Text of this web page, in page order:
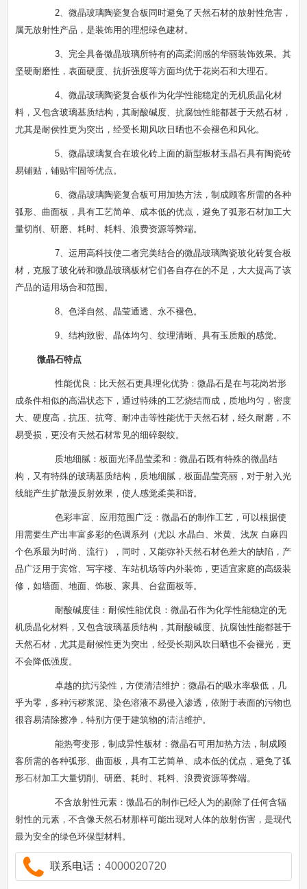
2、微晶玻璃陶瓷复合板同时避免了天然石材的放射性危害，
属无放射性产品，是装饰用的理想绿色建材。
3、完全具备微晶玻璃所特有的高柔润感的华丽装饰效果。其
坚硬耐磨性，表面硬度、抗折强度等方面均优于花岗石和大理石。
4、微晶玻璃陶瓷复合板作为化学性能稳定的无机质晶化材
料，又包含玻璃基质结构，其耐酸碱度、抗腐蚀性能都甚于天然石材，
尤其是耐侯性更为突出，经受长期风吹日晒也不会褪色和风化。
5、微晶玻璃复合在玻化砖上面的新型板材玉晶石具有陶瓷砖
易铺贴，铺贴牢固等优点。
6、微晶玻璃陶瓷复合板可用加热方法，制成顾客所需的各种
弧形、曲面板，具有工艺简单、成本低的优点，避免了弧形石材加工大
量切削、研磨、耗时、耗料、浪费资源等弊端。
7、运用高科技使二者完美结合的微晶玻璃陶瓷玻化砖复合板
材，克服了玻化砖和微晶玻璃板材它们各自存在的不足，大大提高了该
产品的适用场合和范围。
8、色泽自然、晶莹通透、永不褪色。
9、结构致密、晶体均匀、纹理清晰、具有玉质般的感觉。
微晶石特点
性能优良：比天然石更具理化优势：微晶石是在与花岗岩形
成条件相似的高温状态下，通过特殊的工艺烧结而成，质地均匀，密度
大、硬度高，抗压、抗弯、耐冲击等性能优于天然石材，经久耐磨，不
易受损，更没有天然石材常见的细碎裂纹。
质地细腻：板面光泽晶莹柔和：微晶石既有特殊的微晶结
构，又有特殊的玻璃基质结构，质地细腻，板面晶莹亮丽，对于射入光
线能产生扩散漫反射效果，使人感觉柔美和谐。
色彩丰富、应用范围广泛：微晶石的制作工艺，可以根据使
用需要生产出丰富多彩的色调系列（尤以 水晶白、米黄、浅灰 白麻四
个色系最为时尚、流行），同时，又能弥补天然石材色差大的缺陷，产
品广泛用于宾馆、写字楼、车站机场等内外装饰，更适宜家庭的高级装
修，如墙面、地面、饰板、家具、台盆面板等。
耐酸碱度佳：耐候性能优良：微晶石作为化学性能稳定的无
机质晶化材料，又包含玻璃基质结构，其耐酸碱度、抗腐蚀性能都甚于
天然石材，尤其是耐候性更为突出，经受长期风吹日晒也不会褪光，更
不会降低强度。
卓越的抗污染性，方便清洁维护：微晶石的吸水率极低，几
乎为零，多种污秽浆泥、染色溶液不易侵入渗透，依附于表面的污物也
很容易清除擦净，特别方便于建筑物的清洁维护。
能热弯变形，制成异性板材：微晶石可用加热方法，制成顾
客所需的各种弧形、曲面板，具有工艺简单、成本低的优点，避免了弧
形石材加工大量切削、研磨、耗时、耗料、浪费资源等弊端。
不含放射性元素：微晶石的制作已经人为的剔除了任何含辐
射性的元素，不含像天然石材那样可能出现对人体的放射伤害，是现代
最为安全的绿色环保型材料。
联系电话：4000020720